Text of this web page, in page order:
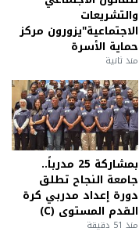
والتشريعات
الاجتماعية"يزورون مركز
حماية الأسرة
منذ ثانية
بمشاركة 25 مدرباً..
جامعة النجاح تطلق
دورة إعداد مدربي كرة
القدم المستوى (C)
منذ 51 دقيقة